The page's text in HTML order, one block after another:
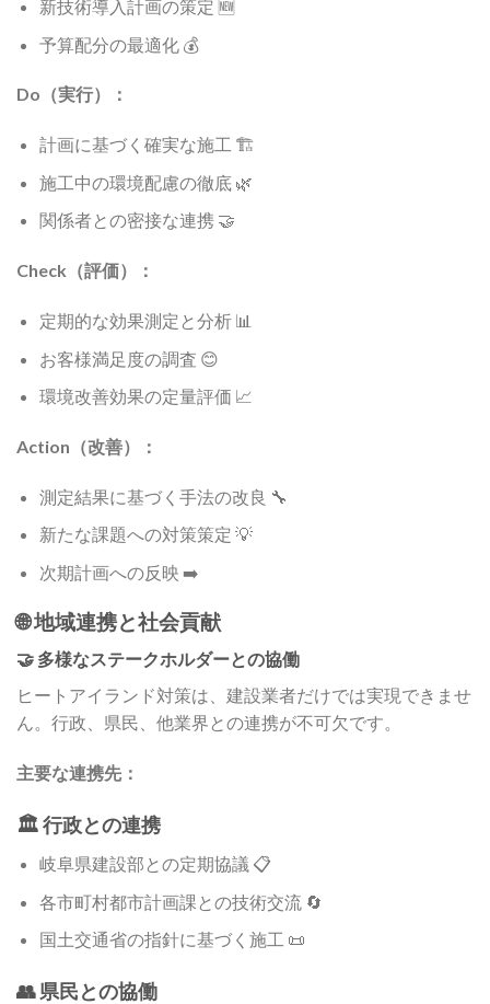
新技術導入計画の策定 🆕
予算配分の最適化 💰
Do（実行）：
計画に基づく確実な施工 🏗️
施工中の環境配慮の徹底 🌿
関係者との密接な連携 🤝
Check（評価）：
定期的な効果測定と分析 📊
お客様満足度の調査 😊
環境改善効果の定量評価 📈
Action（改善）：
測定結果に基づく手法の改良 🔧
新たな課題への対策策定 💡
次期計画への反映 ➡️
🌐 地域連携と社会貢献
🤝 多様なステークホルダーとの協働
ヒートアイランド対策は、建設業者だけでは実現できませ
ん。行政、県民、他業界との連携が不可欠です。
主要な連携先：
🏛️ 行政との連携
岐阜県建設部との定期協議 📋
各市町村都市計画課との技術交流 🔄
国土交通省の指針に基づく施工 📜
👥 県民との協働